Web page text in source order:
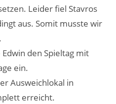
Leider fiel Stavros
aus. Somit musste wir
den Spieltag mit
ein.
Ausweichlokal in
erreicht.